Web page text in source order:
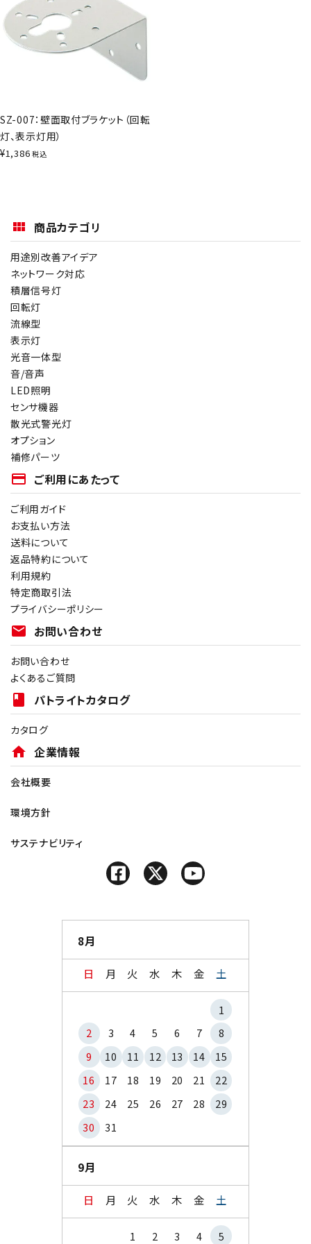
SZ-007：壁面取付ブラケット（回転
灯、表示灯用）
¥1,386 税込
商品カテゴリ
用途別改善アイデア
ネットワーク対応
積層信号灯
回転灯
流線型
表示灯
光音一体型
音/音声
LED照明
センサ機器
散光式警光灯
オプション
補修パーツ
payment ご利用にあたって
ご利用ガイド
お支払い方法
送料について
返品特約について
利用規約
特定商取引法
プライバシーポリシー
mail お問い合わせ
お問い合わせ
よくあるご質問
book パトライトカタログ
カタログ
home 企業情報
会社概要
環境方針
サステナビリティ
8月
日 月 火 水 木 金 土
1
2
3 4 5 6 7
8
9
10 11 12 13 14
15
16
17 18 19 20 21
22
23
24 25 26 27 28
29
30
31
9月
日 月 火 水 木 金 土
1 2 3 4 5